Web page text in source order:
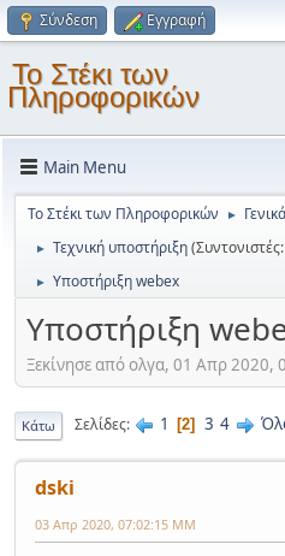
Σύνδεση Εγγραφή
Το Στέκι των
Πληροφορικών
Main Menu
Το Στέκι των Πληροφορικών ► Γενικά
► Τεχνική υποστήριξη(Συντονιστές:
► Υποστήριξη webex
Υποστήριξη
Ξεκίνησε από ολγα, 01 Απρ
Κάτω Σελίδες 1 2 3 4
dski
03 Απρ 2020, 07:02:15 ΜΜ